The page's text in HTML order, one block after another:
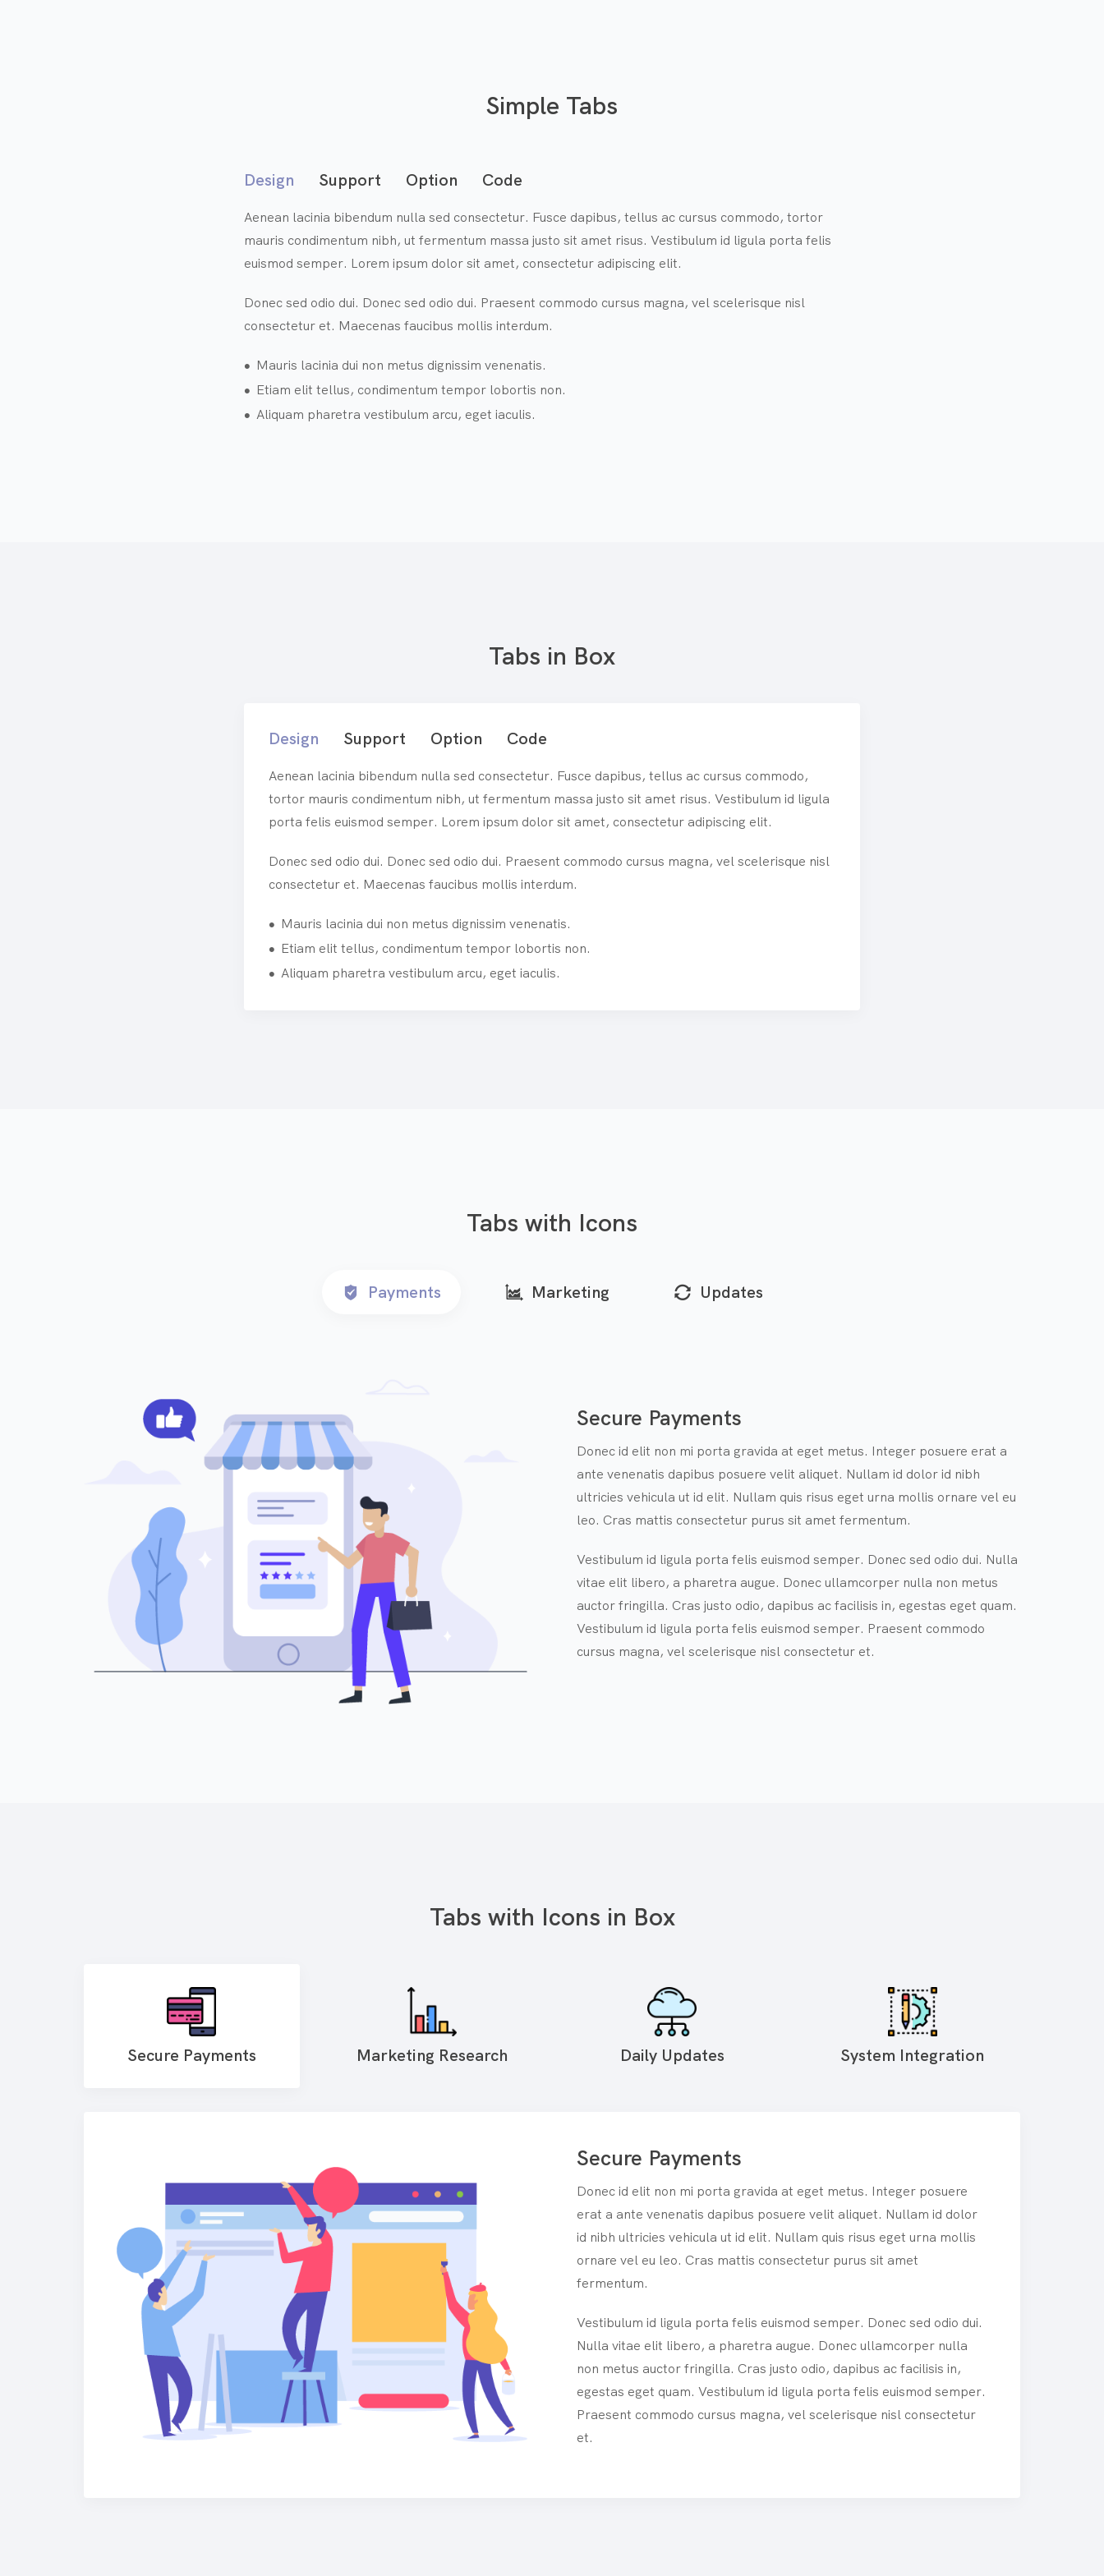
Simple Tabs
Design Support Option Code
Aenean lacinia bibendum nulla sed consectetur. Fusce dapibus, tellus ac cursus commodo, tortor
mauris condimentum nibh, ut fermentum massa justo sit amet risus. Vestibulum id ligula porta felis
euismod semper. Lorem ipsum dolor sit amet, consectetur adipiscing elit.
Donec sed odio dui. Donec sed odio dui. Praesent commodo cursus magna, vel scelerisque nisl
consectetur et. Maecenas faucibus mollis interdum.
Mauris lacinia dui non metus dignissim venenatis.
Etiam elit tellus, condimentum tempor lobortis non.
Aliquam pharetra vestibulum arcu, eget iaculis.
Tabs in Box
Design Support Option Code
Aenean lacinia bibendum nulla sed consectetur. Fusce dapibus, tellus ac cursus commodo,
tortor mauris condimentum nibh, ut fermentum massa justo sit amet risus. Vestibulum id ligula
porta felis euismod semper. Lorem ipsum dolor sit amet, consectetur adipiscing elit.
Donec sed odio dui. Donec sed odio dui. Praesent commodo cursus magna, vel scelerisque nisl
consectetur et. Maecenas faucibus mollis interdum.
Mauris lacinia dui non metus dignissim venenatis.
Etiam elit tellus, condimentum tempor lobortis non.
Aliquam pharetra vestibulum arcu, eget iaculis.
Tabs with Icons
Payments Marketing Updates
Secure Payments
Donec id elit non mi porta gravida at eget metus. Integer posuere erat a
ante venenatis dapibus posuere velit aliquet. Nullam id dolor id nibh
ultricies vehicula ut id elit. Nullam quis risus eget urna mollis ornare vel eu
leo. Cras mattis consectetur purus sit amet fermentum.
Vestibulum id ligula porta felis euismod semper. Donec sed odio dui. Nulla
vitae elit libero, a pharetra augue. Donec ullamcorper nulla non metus
auctor fringilla. Cras justo odio, dapibus ac facilisis in, egestas eget quam.
Vestibulum id ligula porta felis euismod semper. Praesent commodo
cursus magna, vel scelerisque nisl consectetur et.
Tabs with Icons in Box
Secure Payments Marketing Research Daily Updates System Integration
Secure Payments
Donec id elit non mi porta gravida at eget metus. Integer posuere
erat a ante venenatis dapibus posuere velit aliquet. Nullam id dolor
id nibh ultricies vehicula ut id elit. Nullam quis risus eget urna mollis
ornare vel eu leo. Cras mattis consectetur purus sit amet
fermentum.
Vestibulum id ligula porta felis euismod semper. Donec sed odio dui.
Nulla vitae elit libero, a pharetra augue. Donec ullamcorper nulla
non metus auctor fringilla. Cras justo odio, dapibus ac facilisis in,
egestas eget quam. Vestibulum id ligula porta felis euismod semper.
Praesent commodo cursus magna, vel scelerisque nisl consectetur
et.